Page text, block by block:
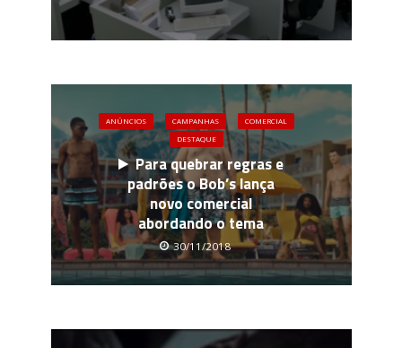
ANÚNCIOS CAMPANHAS
COMERCIAL
DESTAQUE
Para quebrar regras e
padrões o Bob’s lança
novo comercial
abordando o tema
30/11/2018